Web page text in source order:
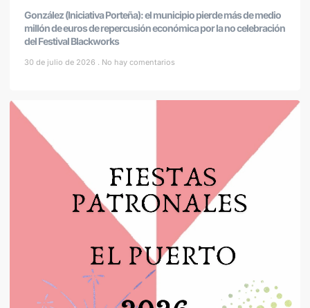
González (Iniciativa Porteña): el municipio pierde más de medio
millón de euros de repercusión económica por la no celebración
del Festival Blackworks
30 de julio de 2026 No hay comentarios